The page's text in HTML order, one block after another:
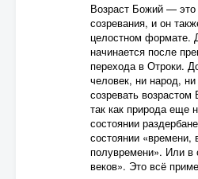
Возраст Божий — это
созревания, и он
целостном формате.
начинается после
перехода в Отроки.
человек, ни народ,
созревать
так как природа еще
состоянии
состоянии «времени,
полувремени». Или в
веков». Это всё